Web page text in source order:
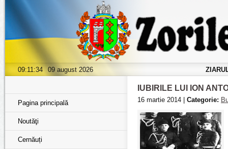
09:11:35 09 august 2026
Pagina principală
Noutăţi
Cernăuți
IUBIRILE LUI ION
16 martie 2014 | Categorie: